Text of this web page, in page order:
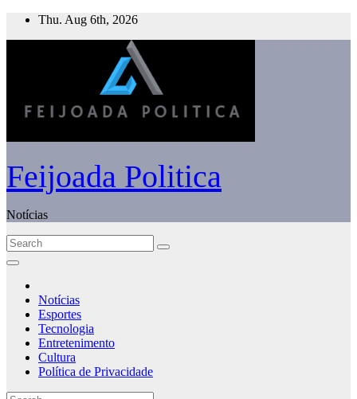
Skip
Thu. Aug 6th, 2026
Feijoada Politica
Notícias
Notícias
Esportes
Tecnologia
Entretenimento
Cultura
Política de Privacidade